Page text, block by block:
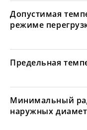
Допустимая
режиме
Предельная
Минимальный
наружных